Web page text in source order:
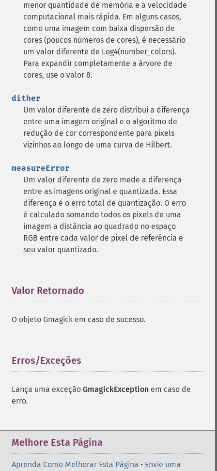
menor quantidade de memória e a velocidade
computacional mais rápida. Em alguns casos,
como uma imagem com baixa dispersão de
cores (poucos números de cores), é necessário
um valor diferente de Log4(number_colors).
Para expandir completamente a árvore de
cores, use o valor 8.
dither
Um valor diferente de zero distribui a diferença
entre uma imagem original e o algoritmo de
redução de cor correspondente para pixels
vizinhos ao longo de uma curva de Hilbert.
measureError
Um valor diferente de zero mede a diferença
entre as imagens original e quantizada. Essa
diferença é o erro total de quantização. O erro
é calculado somando todos os pixels de uma
imagem a distância ao quadrado no espaço
RGB entre cada valor de pixel de referência e
seu valor quantizado.
Valor Retornado
O objeto Gmagick em caso de sucesso.
Erros/Exceções
Lança uma exceção GmagickException em caso de
erro.
Melhore Esta Página
Aprenda Como Melhorar Esta Página • Envie uma